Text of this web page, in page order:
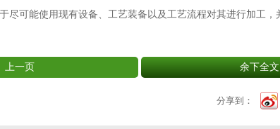
可能使用现有设备、工艺装备以及工艺流程对其进行加工，
上一页 余下全文
分享到：